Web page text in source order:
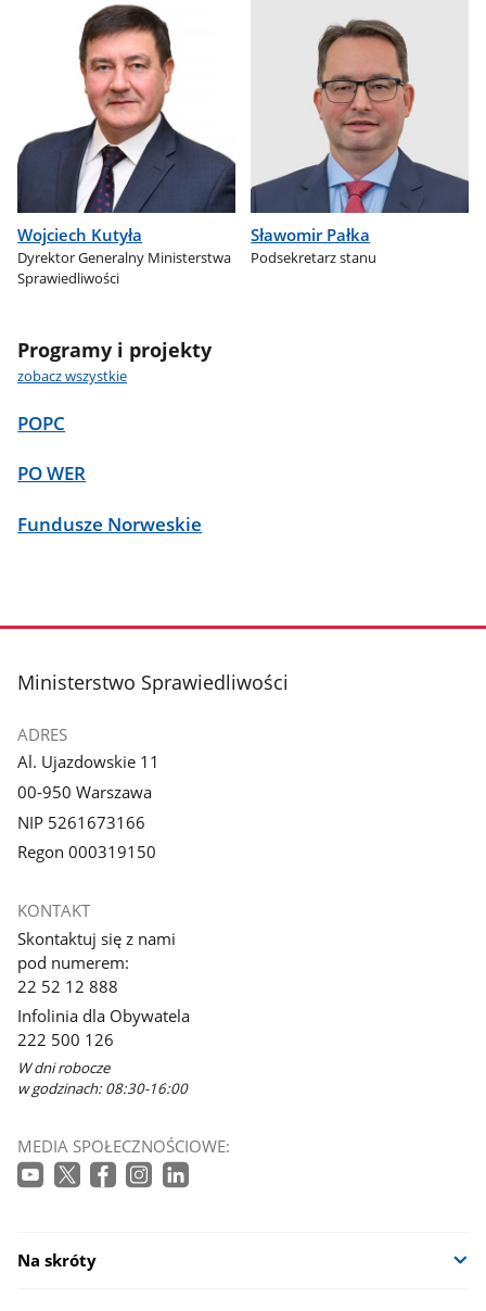
Wojciech Kutyła
Dyrektor Generalny Ministerstwa
Sprawiedliwości
Sławomir Pałka
Podsekretarz stanu
Programy i projekty
zobacz wszystkie
POPC
PO WER
Fundusze Norweskie
stopka
Ministerstwo Sprawiedliwości
ADRES
Al. Ujazdowskie 11
00-950 Warszawa
NIP 5261673166
Regon 000319150
KONTAKT
Skontaktuj się z nami
pod numerem:
22 52 12 888
Infolinia dla Obywatela
222 500 126
W dni robocze
w godzinach: 08:30-16:00
MEDIA SPOŁECZNOŚCIOWE:
Na skróty